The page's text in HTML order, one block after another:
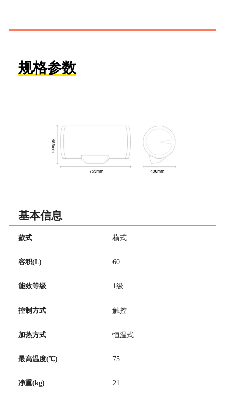
规格参数
基本信息
款式 横式
容积(L) 60
能效等级 1级
控制方式 触控
加热方式 恒温式
最高温度(℃) 75
净重(kg) 21